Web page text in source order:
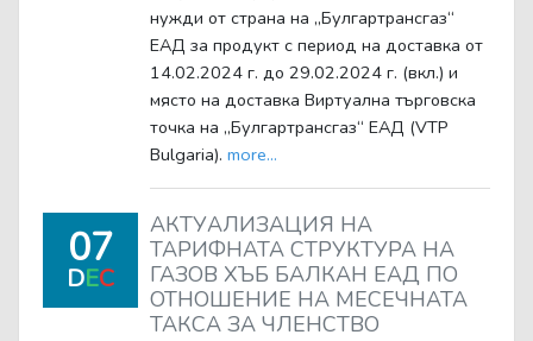
нужди от страна на „Булгартрансгаз“
ЕАД за продукт с период на доставка от
14.02.2024 г. до 29.02.2024 г. (вкл.) и
място на доставка Виртуална търговска
точка на „Булгартрансгаз“ ЕАД (VTP
Bulgaria). more...
07
DEC
АКТУАЛИЗАЦИЯ НА
ТАРИФНАТА СТРУКТУРА НА
ГАЗОВ ХЪБ БАЛКАН ЕАД ПО
ОТНОШЕНИЕ НА МЕСЕЧНАТА
ТАКСА ЗА ЧЛЕНСТВО